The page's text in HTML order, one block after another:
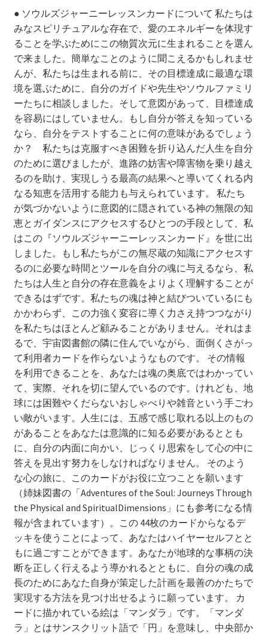
【HELP】質問入力
【HELP】購入画面
【セール】GWSALE_2021
【セール】PICKUPSALE_20210527
【セール】SALE投票_20210623
【セール】SUMMERSALE_20210721
【リニューアル記念】オラクルカードアプリお試しキャ
ンペーン
【重要なお知らせ】「ドリーン・バーチューのオラクル
カードアプリ」サービス終了について
【重要なお知らせ】iOS15における動作不具合について
（9/27）
【重要なお知らせ】iOS動作不具合について（8/16）
FAQ
アプリ起動時同意画面
アプリ起動時登録お願い画面１
アプリ起動時登録お願い画面２
お問い合せ
お問い合せ_WEB用
お問い合わせ完了
ご案内用ページ
ド
個
● ソウルズジャーニーレッスンカードについて 私たちは
みなスピリチュアルな存在で、愛のエネルギーを体現す
ることを学ぶためにこの物質次元に生まれることを選ん
で来ました。簡単なことのように聞こえるかもしれませ
んが、私たちは生まれる前に、その目標達成に最適な環
境を選ぶために、自分のガイドや先生やソウルファミリ
ーたちに相談しました。そして意図があって、目標達成
を容易にはしていません。もし自分が答えを知っている
なら、自分をテストすることに何の意味があるでしょう
か？ 私たちは克服すべき困難を折り込んだ人生を自分
のために選びましたが、進路の妨害や障害物を乗り越え
るのを助け、実現しうる最高の結果へと導いてくれる内
なる知恵を活用する能力も与えられています。 私たち
が気づかないように意図的に隠されている神の無限の知
恵とガイダンスにアクセスするひとつの手段として、私
はこの『ソウルズジャーニーレッスンカード』を世に出
しました。もし私たちがこの無尽蔵の知識にアクセスす
るのに必要な時間とツールを自分の魂に与えるなら、私
たちは人生と自分の存在意義をよりよく理解することが
できるはずです。私たちの魂は神と結びついているにも
かかわらず、この力強く変容に導く力さえ持つつながり
を私たちはほとんど顧みることがありません。それはま
るで、宇宙図書館の隣に住んでいながら、面倒くさがっ
て利用者カードを作らないようなものです。 その情報
を利用できることを、あなたは魂の奥底ではわかってい
て、実際、それを切に望んでいるのです。けれども、地
球には困難やくだらないおしゃべりや雑音という手ごわ
い敵がいます。人生には、五感で感じ取れる以上のもの
があることをあなたは意識的に知る必要があるととも
に、自分の内面に向かい、じっくり思索をして心の中に
答えを見出す努力をしなければなりません。 そのよう
な心の旅に、このカードがお役に立つことを願います
（姉妹図書の「Adventures of the Soul: Journeys Through
the Physical and SpiritualDimensions」にも参考になる情
報が含まれています）。この 44枚のカードからなるデ
ッキを使うことによって、あなたはハイヤーセルフとと
もに過ごすことができます。あなたが地球的な事柄の決
断を正しく行えるよう導かれるとともに、自分の魂の成
長のためにあなた自身が策定した計画を最善のかたちで
実現する方法を見つけ出せるように願っています。 カ
ードに描かれている絵は「マンダラ」です。「マンダ
ラ」とはサンスクリット語で「円」を意味し、中央部か